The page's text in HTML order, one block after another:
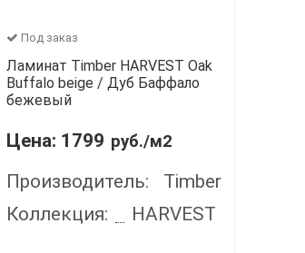
Под заказ
Ламинат Timber HARVEST Oak
Buffalo beige / Дуб Баффало
бежевый
Цена: 1799 руб./м2
Производитель:
Timber
Коллекция:
HARVEST